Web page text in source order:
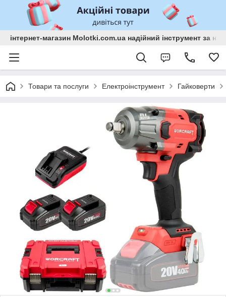
інтернет-магазин Molotki.com.ua надійний інструмент за
Товари та послуги Електроінструмент Гайковерти